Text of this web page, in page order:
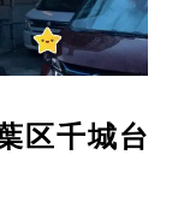
区千城台